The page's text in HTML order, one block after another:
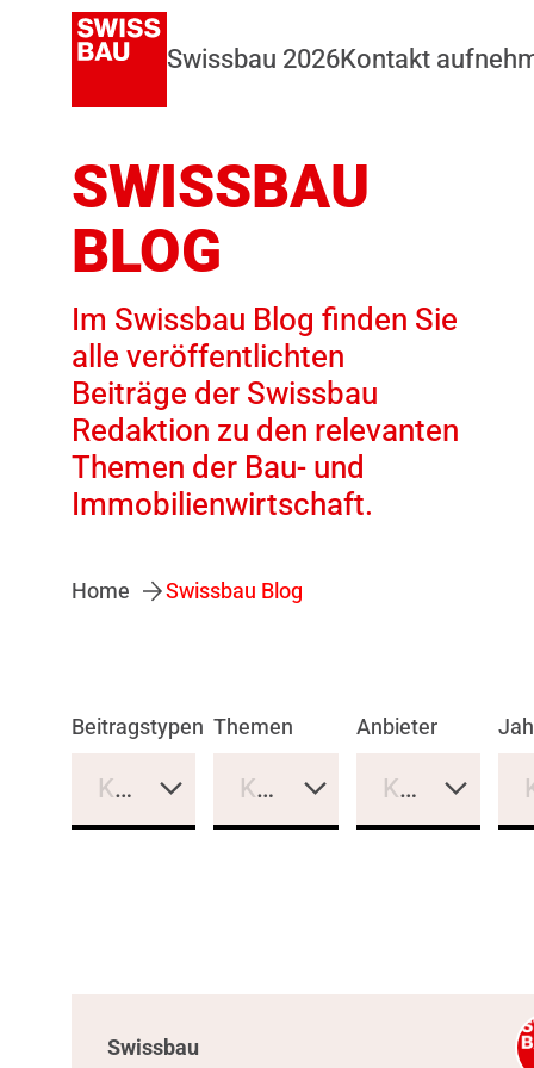
Swissbau 2026Kontakt
SWISSBAU
BLOG
Im Swissbau Blog finden Sie
alle veröffentlichten
Beiträge der Swissbau
Redaktion zu den relevanten
Themen der Bau- und
Immobilienwirtschaft.
Home Swissbau Blog
Beitragstypen
Keine Auswahl
Themen
Keine Auswahl
Anbieter
Keine
Swissbau